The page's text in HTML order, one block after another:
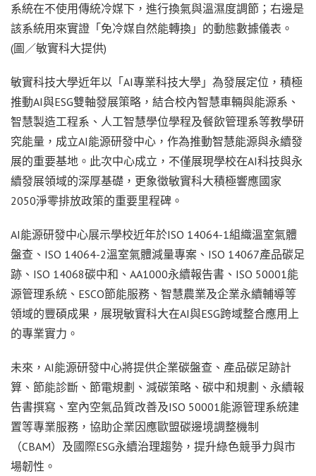
系統在不使用傳統冷媒下，進行換氣與溫濕度調節；右邊是
該系統用來實證「免冷媒自然能轉換」的動態數據儀表。
(圖／敏實科大提供)
敏實科技大學近年以「AI專業科技大學」為發展定位，積極
推動AI與ESG雙軸發展策略，結合校內智慧車輛與能源系、
智慧製造工程系、人工智慧學位學程及餐飲管理系等教學研
究能量，成立AI能源研發中心，作為推動智慧能源與永續發
展的重要基地。此次中心成立，不僅展現學校在AI科技與永
續發展領域的深厚基礎，更象徵敏實科大積極響應國家
2050淨零排放政策的重要里程碑。
AI能源研發中心展示學校近年於ISO 14064-1組織溫室氣體
盤查、ISO 14064-2溫室氣體減量專案、ISO 14067產品碳足
跡、ISO 14068碳中和、AA1000永續報告書、ISO 50001能
源管理系統、ESCO節能服務、智慧農業及企業永續輔導等
領域的豐碩成果，展現敏實科大在AI與ESG跨域整合應用上
的專業實力。
未來，AI能源研發中心將提供企業碳盤查、產品碳足跡計
算、節能診斷、節電規劃、減碳策略、碳中和規劃、永續報
告書撰寫、室內空氣品質改善及ISO 50001能源管理系統建
置等專業服務，協助企業因應歐盟碳邊境調整機制
（CBAM）及國際ESG永續治理趨勢，提升綠色競爭力與市
場韌性。